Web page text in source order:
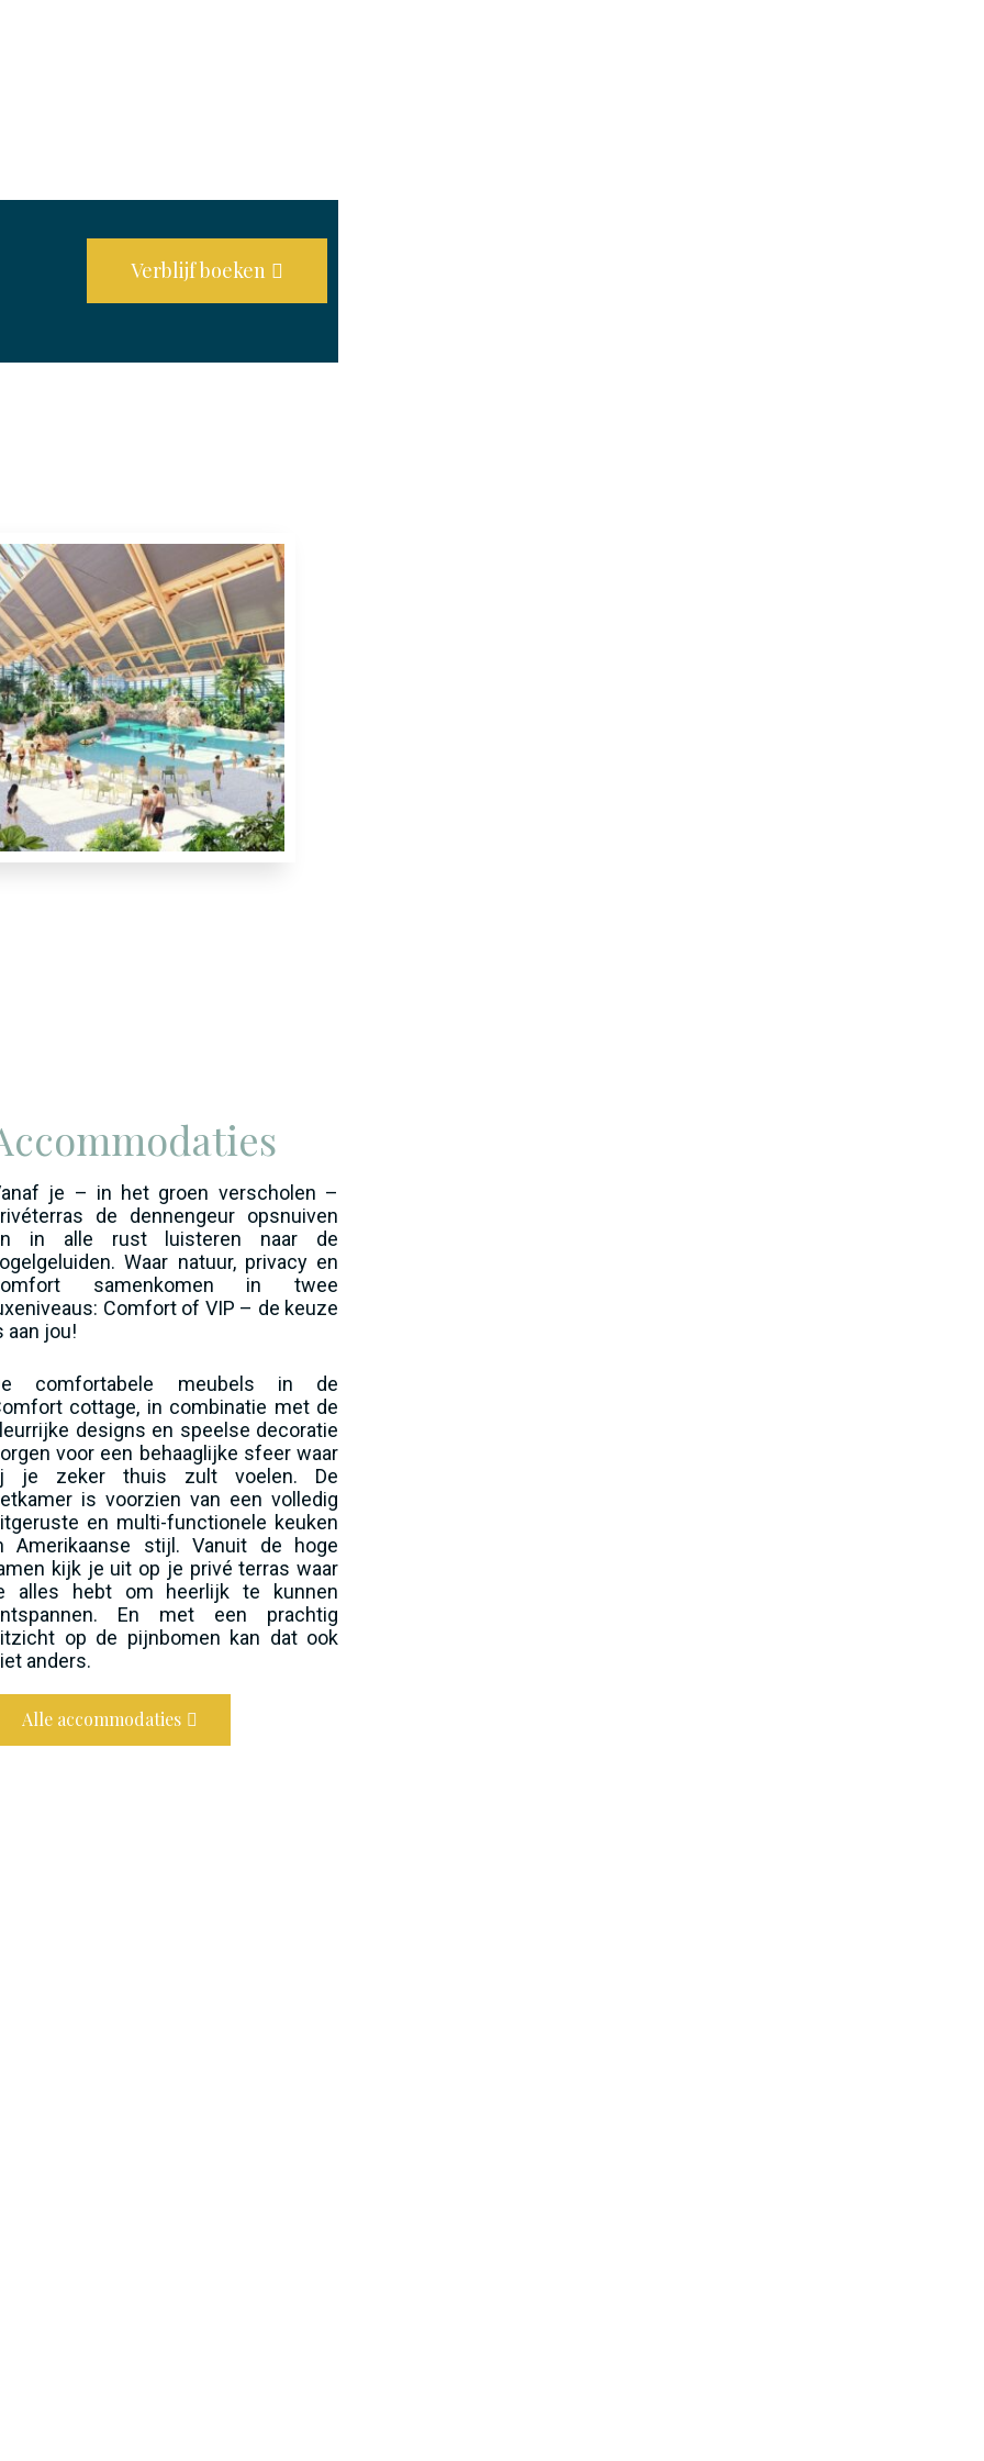
Verblijf boeken
je – in het groen verscholen –
de dennengeur opsnuiven
in alle rust luisteren naar de
Waar natuur, privacy en
samenkomen in twee
Comfort of VIP – de keuze
aan jou!
comfortabele meubels in de
cottage, in combinatie met de
designs en speelse decoratie
voor een behaaglijke sfeer waar
je zeker thuis zult voelen. De
is voorzien van een volledig
en multi-functionele keuken
Amerikaanse stijl. Vanuit de hoge
kijk je uit op je privé terras waar
alles hebt om heerlijk te kunnen
En met een prachtig
op de pijnbomen kan dat ook
anders.
Alle accommodaties